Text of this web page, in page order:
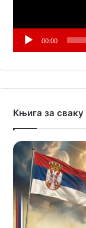
00:00
Књига за сваку